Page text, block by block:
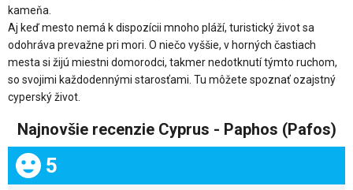
kameňa.
Aj keď mesto nemá k dispozícii mnoho pláží, turistický život sa
odohráva prevažne pri mori. O niečo vyššie, v horných častiach
mesta si žijú miestni domorodci, takmer nedotknutí týmto ruchom,
so svojimi každodennými starosťami. Tu môžete spoznať ozajstný
cyperský život.
Najnovšie recenzie Cyprus - Paphos (Pafos)
Celkom:
5